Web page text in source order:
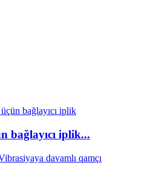
bağlayıcı iplik...